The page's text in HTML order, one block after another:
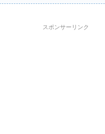
スポンサーリンク